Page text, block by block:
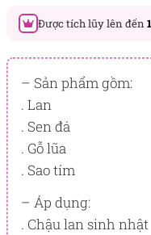
Được tích lũy lên đến
Đây là số PointSight
sản phẩm hôm nay,
BẠCH KIM
PointSight có giá trị
đổi quà tặng ưu đãi tại
Đăng nhập
– Sản phẩm gồm:
. Lan
. Sen đá
. Gỗ lũa
. Sao tím
– Áp dụng:
. Chậu lan sinh nhật